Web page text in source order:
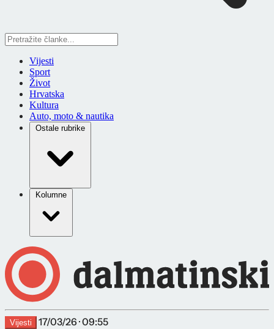
Vijesti
Sport
Život
Hrvatska
Kultura
Auto, moto & nautika
Ostale rubrike
Kolumne
Vijesti 17/03/26 · 09:55